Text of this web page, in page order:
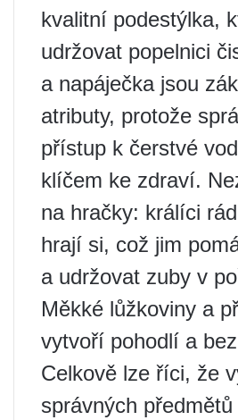
kvalitní podestýlka,
udržovat popelnici
a napáječka jsou
atributy, protože
přístup k čerstvé
klíčem ke zdraví.
na hračky: králíci
hrají si, což jim
a udržovat zuby v
Měkké lůžkoviny a
vytvoří pohodlí a
Celkově lze říci, že
správných